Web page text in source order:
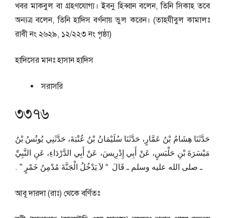
খবর মাকবুল বা গ্রহণযোগ্য। ইবনু হিব্বান বলেন, তিনি সিকাহ তবে
অন্যত্র বলেন, তিনি হাদিস বর্ণনায় ভুল করেন। (তাহযীবুল কামালঃ
রাবী নং ২৬২৯, ১২/২২৩ নং পৃষ্ঠা)
হাদিসের মানঃহাসান হাদিস
সরাসরি
৩৩৭৬
حَدَّثَنَا هِشَامُ بْنُ عَمَّارٍ، حَدَّثَنَا سُلَيْمَانُ بْنُ عُتْبَةَ، حَدَّثَنِي يُونُسُ بْنُ
مَيْسَرَةَ بْنِ حَلْبَسٍ، عَنْ أَبِي إِدْرِيسَ، عَنْ أَبِي الدَّرْدَاءِ، عَنِ النَّبِيِّ
ـ صلى الله عليه وسلم ـ قَالَ ‏ “‏ لاَ يَدْخُلُ الْجَنَّةَ مُدْمِنُ خَمْرٍ ‏”‏ ‏.‏
আবূ দারদা (রাঃ) থেকে বর্ণিতঃ